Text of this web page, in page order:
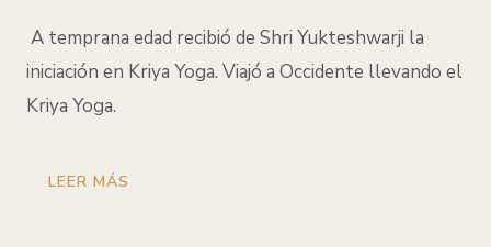
A temprana edad recibió de Shri Yukteshwarji la
iniciación en Kriya Yoga. Viajó a Occidente llevando el
Kriya Yoga.
LEER MÁS